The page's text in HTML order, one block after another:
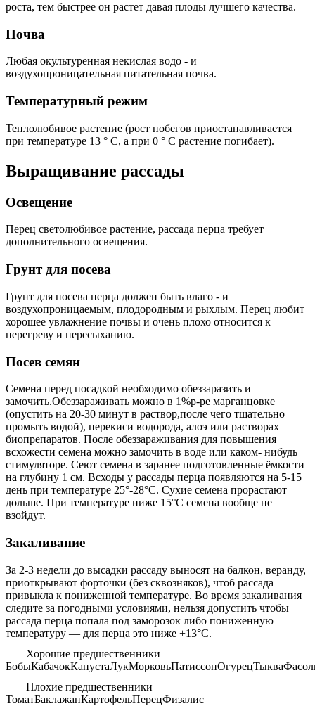
роста, тем быстрее он растет давая плоды лучшего качества.
Почва
Любая окультуренная некислая водо - и
воздухопроницательная питательная почва.
Температурный режим
Теплолюбивое растение (рост побегов приостанавливается
при температуре 13 ° С, а при 0 ° С растение погибает).
Выращивание рассады
Освещение
Перец светолюбивое растение, рассада перца требует
дополнительного освещения.
Грунт для посева
Грунт для посева перца должен быть влаго - и
воздухопроницаемым, плодородным и рыхлым. Перец любит
хорошее увлажнение почвы и очень плохо относится к
перегреву и пересыханию.
Посев семян
Семена перед посадкой необходимо обеззаразить и
замочить.Обеззараживать можно в 1%р-ре марганцовке
(опустить на 20-30 минут в раствор,после чего тщательно
промыть водой), перекиси водорода, алоэ или растворах
биопрепаратов. После обеззараживания для повышения
всхожести семена можно замочить в воде или каком- нибудь
стимуляторе. Сеют семена в заранее подготовленные ёмкости
на глубину 1 см. Всходы у рассады перца появляются на 5-15
день при температуре 25°-28°С. Сухие семена прорастают
дольше. При температуре ниже 15°С семена вообще не
взойдут.
Закаливание
За 2-3 недели до высадки рассаду выносят на балкон, веранду,
приоткрывают форточки (без сквозняков), чтоб рассада
привыкла к пониженной температуре. Во время закаливания
следите за погодными условиями, нельзя допустить чтобы
рассада перца попала под заморозок либо пониженную
температуру — для перца это ниже +13°С.
Хорошие предшественники
БобыКабачокКапустаЛукМорковьПатиссонОгурецТыква
Плохие предшественники
ТоматБаклажанКартофельПерецФизалис